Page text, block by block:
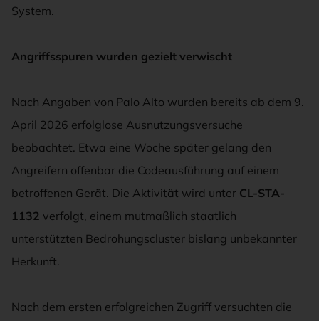
System.
Angriffsspuren wurden gezielt verwischt
Nach Angaben von Palo Alto wurden bereits ab dem 9.
April 2026 erfolglose Ausnutzungsversuche
beobachtet. Etwa eine Woche später gelang den
Angreifern offenbar die Codeausführung auf einem
betroffenen Gerät. Die Aktivität wird unter CL-STA-
1132 verfolgt, einem mutmaßlich staatlich
unterstützten Bedrohungscluster bislang unbekannter
Herkunft.
Nach dem ersten erfolgreichen Zugriff versuchten die